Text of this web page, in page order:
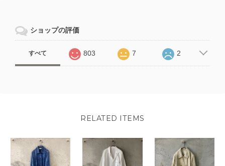
ショップの評価
すべて 803 7 2
RELATED ITEMS